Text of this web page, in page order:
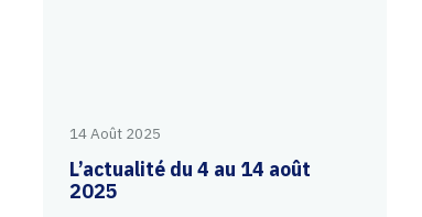
14 Août 2025
L’actualité du 4 au 14 août
2025